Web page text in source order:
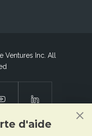
Inc. All
d'aide